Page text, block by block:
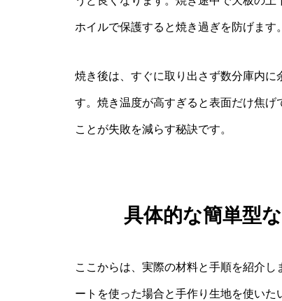
ホイルで保護すると焼き過ぎを防げます。
焼き後は、すぐに取り出さず数分庫内に
す。焼き温度が高すぎると表面だけ焦
ことが失敗を減らす秘訣です。
具体的な簡単型
ここからは、実際の材料と手順を紹介
ートを使った場合と手作り生地を使い